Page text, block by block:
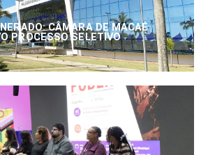
CÂMARA DE MACAÉ
PROCESSO SELETIVO